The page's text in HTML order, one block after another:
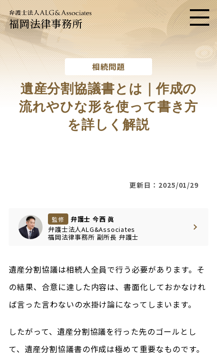
福岡法律事務所 メニ
相続問題
遺産分割協議書とは｜作成の
流れやひな形を使って書き方
を詳しく解説
更新日：2025/01/29
監修
弁護士 今西 眞
弁護士法人ALG&Associates
福岡法律事務所 副所長 弁護士
遺産分割協議は相続人全員で行う必要があります。そ
の結果、合意に達した内容は、書面化しておかなけれ
ば言った言わないの水掛け論になってしまいます。
したがって、遺産分割協議を行った先のゴールとし
て、遺産分割協議書の作成は極めて重要なものです。